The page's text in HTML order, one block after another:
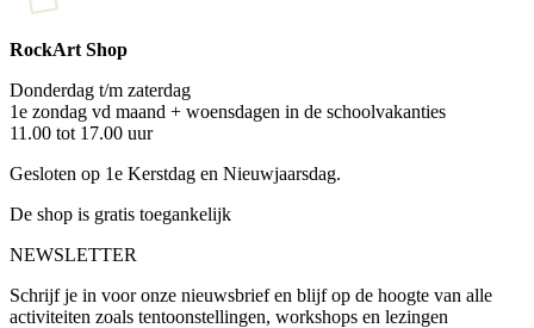
RockArt Shop
Donderdag t/m zaterdag
1e zondag vd maand + woensdagen in de schoolvakanties
11.00 tot 17.00 uur
Gesloten op 1e Kerstdag en Nieuwjaarsdag.
De shop is gratis toegankelijk
NEWSLETTER
Schrijf je in voor onze nieuwsbrief en blijf op de hoogte van alle
activiteiten zoals tentoonstellingen, workshops en lezingen